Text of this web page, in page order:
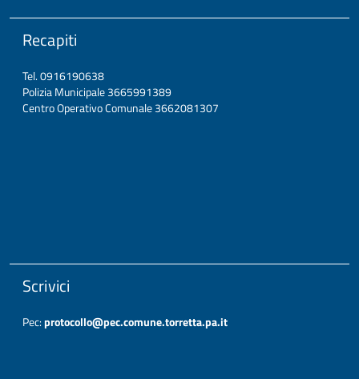
Recapiti
Tel. 0916190638
Polizia Municipale 3665991389
Centro Operativo Comunale 3662081307
Scrivici
Pec:protocollo@pec.comune.torretta.pa.it